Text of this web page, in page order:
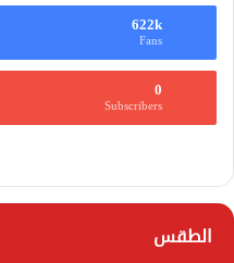
622k
Fans
0
Subscribers
الطقس